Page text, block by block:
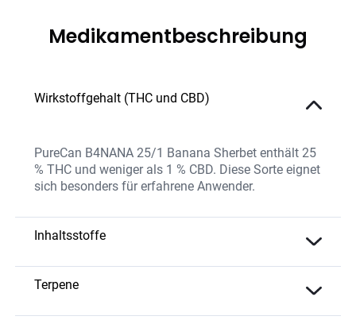
Medikamentbeschreibung
Wirkstoffgehalt (THC und CBD)
PureCan B4NANA 25/1 Banana Sherbet enthält 25
% THC und weniger als 1 % CBD. Diese Sorte eignet
sich besonders für erfahrene Anwender.
Inhaltsstoffe
Die Sorte kombiniert einen hohen THC-Gehalt mit
einem süßen, tropischen Terpenprofil, das ihre
chemische Zusätze hergestellt.
Terpene
Limonen – Fruchtig und zitronig,